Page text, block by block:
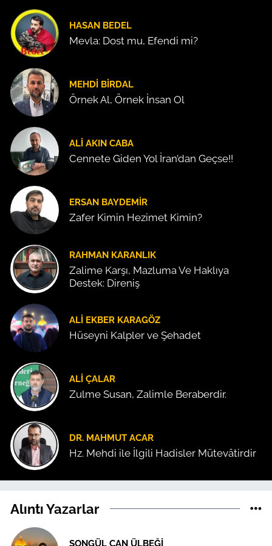
HASAN BEDEL
Mevla: Dost mu, Efendi mi?
MEHDI BIRDAL
Örnek Al, Örnek İnsan Ol
ALI AKIN CABA
Cennete Giden Yol İran’dan Geçse!!
ERSAN BAYDEMIR
Zafer Kimin Hezimet Kimin?
RAHMAN KARANLIK
Zalime Karşı, Mazluma Ve Haklıya
Destek: Direniş
ALI EKBER KARAGÖZ
Hüseyni Kalpler ve Şehadet
ALI ÇALAR
Zulme Susan, Zalimle Beraberdir.
DR. MAHMUT ACAR
Hz. Mehdi ile İlgili Hadisler Mütevâtirdir
Alıntı Yazarlar
SONGÜL CAN ÜLBEĞI